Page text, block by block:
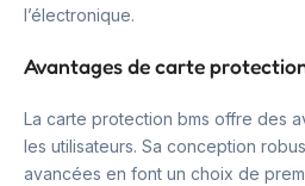
l’électronique.
Avantages de carte
La carte protection bms offre des
les utilisateurs. Sa conception
avancées en font un choix de